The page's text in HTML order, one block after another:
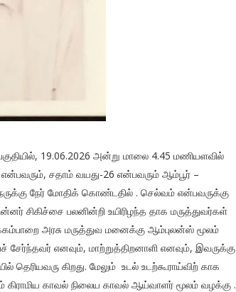
19.06.2026 அன்று மாலை 4.45 மணியளவில்
சதாம் வயது-26 என்பவரும் ஆம்பூர் –
நேர் மோதிக் கொண்டதில் . செல்வம் என்பவருக்கு
சிகிச்சை பலனின்றி உயிரிழந்த தாக மருத்துவர்கள்
அரசு மருத்துவ மனைக்கு ஆம்புலன்ஸ் மூலம்
எனவும், மாற்றுத்திறனாளி எனவும், இவருக்கு
கிறது. மேலும் உடல் உடற்கூராய்விற் காக
கிராமிய காவல் நிலைய காவல் ஆய்வாளர் மூலம் வழக்கு .